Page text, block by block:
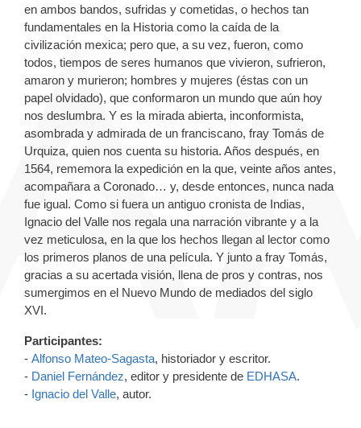
en ambos bandos, sufridas y cometidas, o hechos tan
fundamentales en la Historia como la caída de la
civilización mexica; pero que, a su vez, fueron, como
todos, tiempos de seres humanos que vivieron, sufrieron,
amaron y murieron; hombres y mujeres (éstas con un
papel olvidado), que conformaron un mundo que aún hoy
nos deslumbra. Y es la mirada abierta, inconformista,
asombrada y admirada de un franciscano, fray Tomás de
Urquiza, quien nos cuenta su historia. Años después, en
1564, rememora la expedición en la que, veinte años antes,
acompañara a Coronado… y, desde entonces, nunca nada
fue igual. Como si fuera un antiguo cronista de Indias,
Ignacio del Valle nos regala una narración vibrante y a la
vez meticulosa, en la que los hechos llegan al lector como
los primeros planos de una película. Y junto a fray Tomás,
gracias a su acertada visión, llena de pros y contras, nos
sumergimos en el Nuevo Mundo de mediados del siglo
XVI.
Participantes:
- Alfonso Mateo-Sagasta, historiador y escritor.
- Daniel Fernández, editor y presidente de EDHASA.
- Ignacio del Valle, autor.